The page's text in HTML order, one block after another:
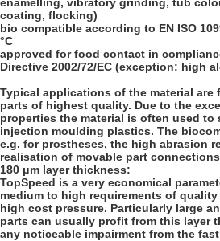
coating, flocking)
bio compatible according to EN ISO
°C
approved for food contact in
Directive 2002/72/EC (exception: high
Typical applications of the material
parts of highest quality. Due to the
properties the material is often used
injection moulding plastics. The
e.g. for prostheses, the high abrasion
realisation of movable part
180 μm layer thickness:
TopSpeed is a very economical
medium to high requirements of
high cost pressure. Particularly large
parts can usually profit from this layer
any noticeable impairment from the